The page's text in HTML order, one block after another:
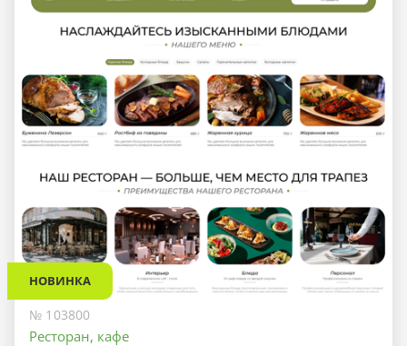
НОВИНКА
№ 103800
Ресторан, кафе